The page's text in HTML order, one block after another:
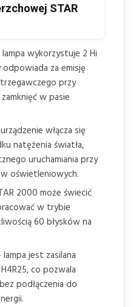
STAR
wykorzystuje 2 Hi
za emisję
przy
w pasie
włącza się
natężenia światła,
uruchamiania przy
oświetleniowych.
2000 może świecić
w trybie
60 błysków na
jest zasilana
co pozwala
podłączenia do